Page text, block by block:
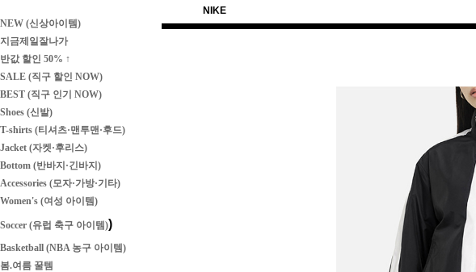
NEW (신상아이템)
지금제일잘나가
반값 할인 50% ↑
SALE (직구 할인 NOW)
BEST (직구 인기 NOW)
Shoes (신발)
T-shirts (티셔츠·맨투맨·후드)
Jacket (자켓·후리스)
Bottom (반바지·긴바지)
Accessories (모자·가방·기타)
Women's (여성 아이템)
Soccer (유럽 축구 아이템))
Basketball (NBA 농구 아이템)
봄.여름 꿀템
NIKE